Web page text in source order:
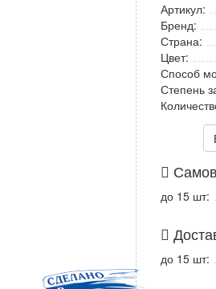
Артикул:
Бренд:
Страна:
Цвет:
Способ
Степень
до 15 шт:
до 15 шт: